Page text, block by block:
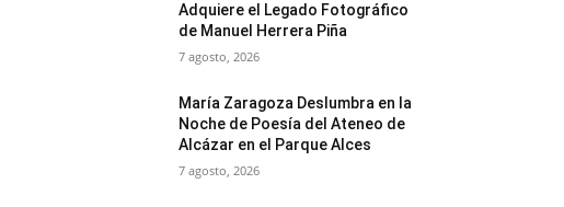
Adquiere el Legado Fotográfico
de Manuel Herrera Piña
7 agosto, 2026
María Zaragoza Deslumbra en la
Noche de Poesía del Ateneo de
Alcázar en el Parque Alces
7 agosto, 2026